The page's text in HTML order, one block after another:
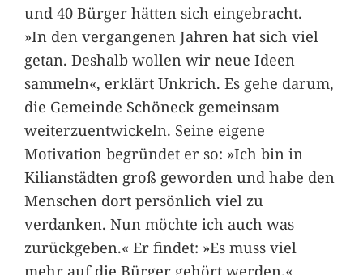
und 40 Bürger hätten sich eingebracht.
»In den vergangenen Jahren hat sich viel
getan. Deshalb wollen wir neue Ideen
sammeln«, erklärt Unkrich. Es gehe darum,
die Gemeinde Schöneck gemeinsam
weiterzuentwickeln. Seine eigene
Motivation begründet er so: »Ich bin in
Kilianstädten groß geworden und habe den
Menschen dort persönlich viel zu
verdanken. Nun möchte ich auch was
zurückgeben.« Er findet: »Es muss viel
mehr auf die Bürger gehört werden.«